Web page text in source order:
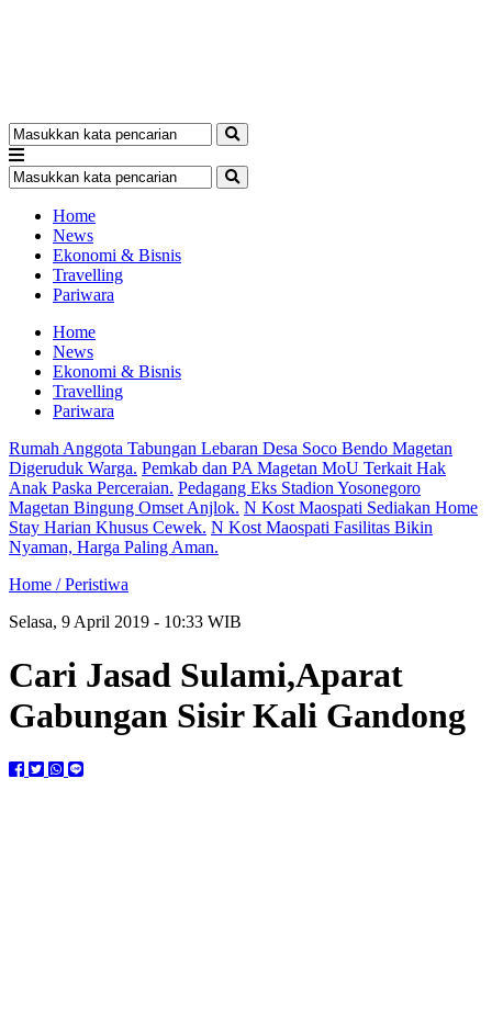
Home
News
Ekonomi & Bisnis
Travelling
Pariwara
Home
News
Ekonomi & Bisnis
Travelling
Pariwara
Rumah Anggota Tabungan Lebaran Desa Soco Bendo Magetan
Digeruduk Warga. Pemkab dan PA Magetan MoU Terkait Hak
Anak Paska Perceraian. Pedagang Eks Stadion Yosonegoro
Magetan Bingung Omset Anjlok. N Kost Maospati Sediakan Home
Stay Harian Khusus Cewek. N Kost Maospati Fasilitas Bikin
Nyaman, Harga Paling Aman.
Home /Peristiwa
Selasa, 9 April 2019 - 10:33 WIB
Cari Jasad Sulami,Aparat
Gabungan Sisir Kali Gandong